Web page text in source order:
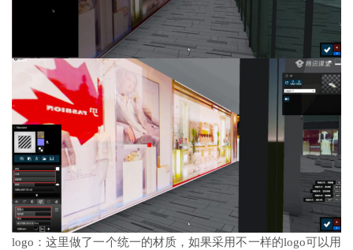
logo：这里做了一个统一的材质，如果采用不一样的logo可以用